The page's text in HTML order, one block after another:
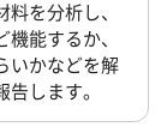
を分析し、
機能するか、
いかなどを解
します。